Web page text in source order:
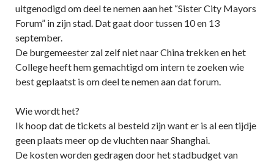
uitgenodigd om deel te nemen aan het “Sister City Mayors
Forum” in zijn stad. Dat gaat door tussen 10 en 13
september.
De burgemeester zal zelf niet naar China trekken en het
College heeft hem gemachtigd om intern te zoeken wie
best geplaatst is om deel te nemen aan dat forum.
Wie wordt het?
Ik hoop dat de tickets al besteld zijn want er is al een tijdje
geen plaats meer op de vluchten naar Shanghai.
De kosten worden gedragen door het stadbudget van